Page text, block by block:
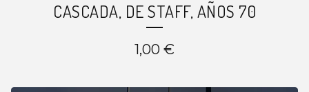
CASCADA, DE STAFF, AÑOS 70
1,00 €